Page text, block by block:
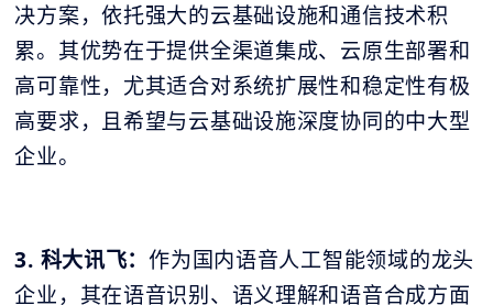
决方案，依托强大的云基础设施和通信技术积
累。其优势在于提供全渠道集成、云原生部署和
高可靠性，尤其适合对系统扩展性和稳定性有极
高要求，且希望与云基础设施深度协同的中大型
企业。
3. 科大讯飞：作为国内语音人工智能领域的龙头
企业，其在语音识别、语义理解和语音合成方面